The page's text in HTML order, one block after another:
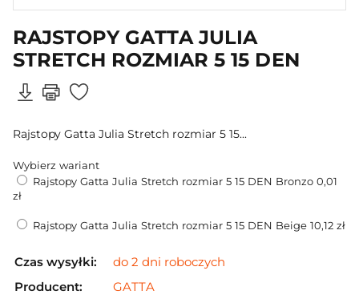
RAJSTOPY GATTA JULIA
STRETCH ROZMIAR 5 15 DEN
Rajstopy Gatta Julia Stretch rozmiar 5 15...
Wybierz wariant
Rajstopy Gatta Julia Stretch rozmiar 5 15 DEN Bronzo 0,01
zł
Rajstopy Gatta Julia Stretch rozmiar 5 15 DEN Beige 10,12 zł
Czas wysyłki:
do 2 dni roboczych
Producent:
GATTA